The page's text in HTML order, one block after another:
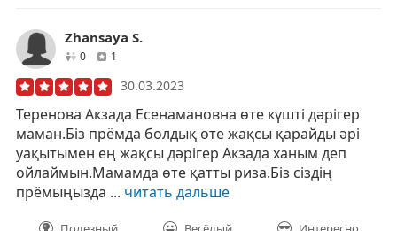
Zhansaya S.
0друзей1
30.03.2023
Теренова Акзада Есенамановна өте күшті дәрігер
маман.Біз прёмда болдық өте жақсы қарайды әрі
уақытымен ең жақсы дәрігер Акзада ханым деп
ойлаймын.Мамамда өте қатты риза.Біз сіздің
прёмыңызда ... читать дальше